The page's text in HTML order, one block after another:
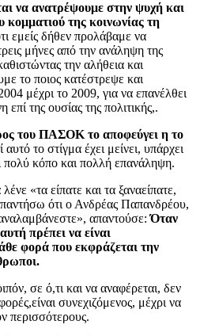
να ανατρέψουμε στην ψυχή και
κομματιού της κοινωνίας τη
εμείς δήθεν προλάβαμε να
μήνες από την ανάληψη της
την αλήθεια και
το ποιος κατέστρεψε και
μέχρι το 2009, για να επανέλθει
της ουσίας της πολιτικής,.
του ΠΑΣΟΚ το αποφεύγει η το
αυτό το στίγμα έχει μείνει, υπάρχει
πολύ κόπο και πολλή επανάληψη.
«τα είπατε και τα ξαναείπατε,
ότι ο Ανδρέας Παπανδρέου,
απαντούσε:Όταν
πρέπει να είναι
φορά που εκφράζεται την
σε ό,τι και να αναφέρεται, δεν
συνεχιζόμενος, μέχρι να
περισσότερους.